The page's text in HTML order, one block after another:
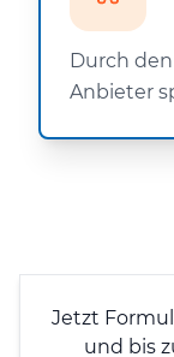
Durch
Anbieter
Jetzt
und bis